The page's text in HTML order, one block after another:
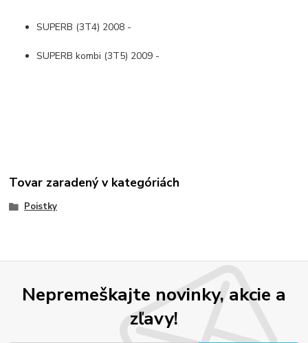
SUPERB (3T4) 2008 -
SUPERB kombi (3T5) 2009 -
Tovar zaradený v kategóriách
Poistky
Nepremeškajte novinky, akcie a
zľavy!